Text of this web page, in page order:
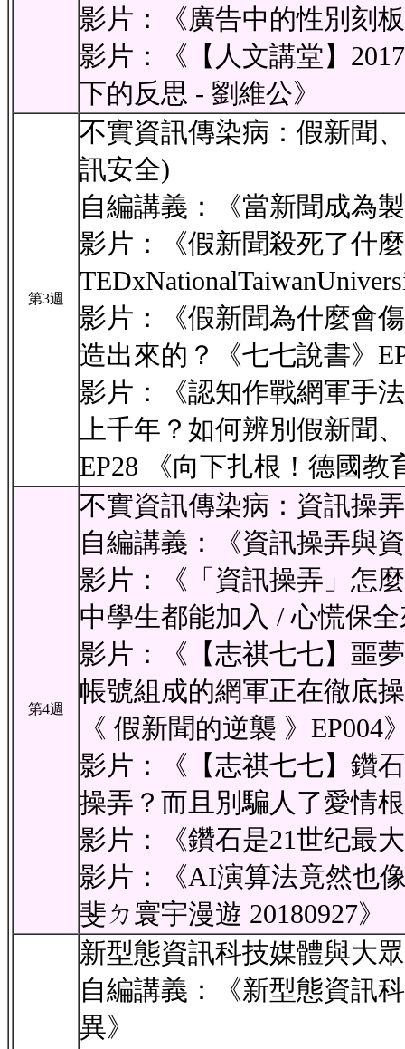
影片：《廣告中的性別刻
影片：《【人文講堂】
下的反思 - 劉維公》
第3週
不實資訊傳染病：假新聞
訊安全)
自編講義：《當新聞成為
影片：《假新聞殺死了什
影片：《假新聞為什麼會
造出來的？《七七說書》
影片：《認知作戰網軍手
上千年？如何辨別假新聞
EP28 《向下扎根！德國教
第4週
不實資訊傳染病：資訊操
自編講義：《資訊操弄與
影片：《「資訊操弄」怎
中學生都能加入 / 心慌保全
影片：《【志祺七七】噩
帳號組成的網軍正在徹底
《 假新聞的逆襲 》EP004
影片：《【志祺七七】鑽
操弄？而且別騙人了愛情
影片：《鑽石是21世纪最
影片：《AI演算法竟然也
斐ㄉ寰宇漫遊 20180927》
新型態資訊科技媒體與大
自編講義：《新型態資訊
異》